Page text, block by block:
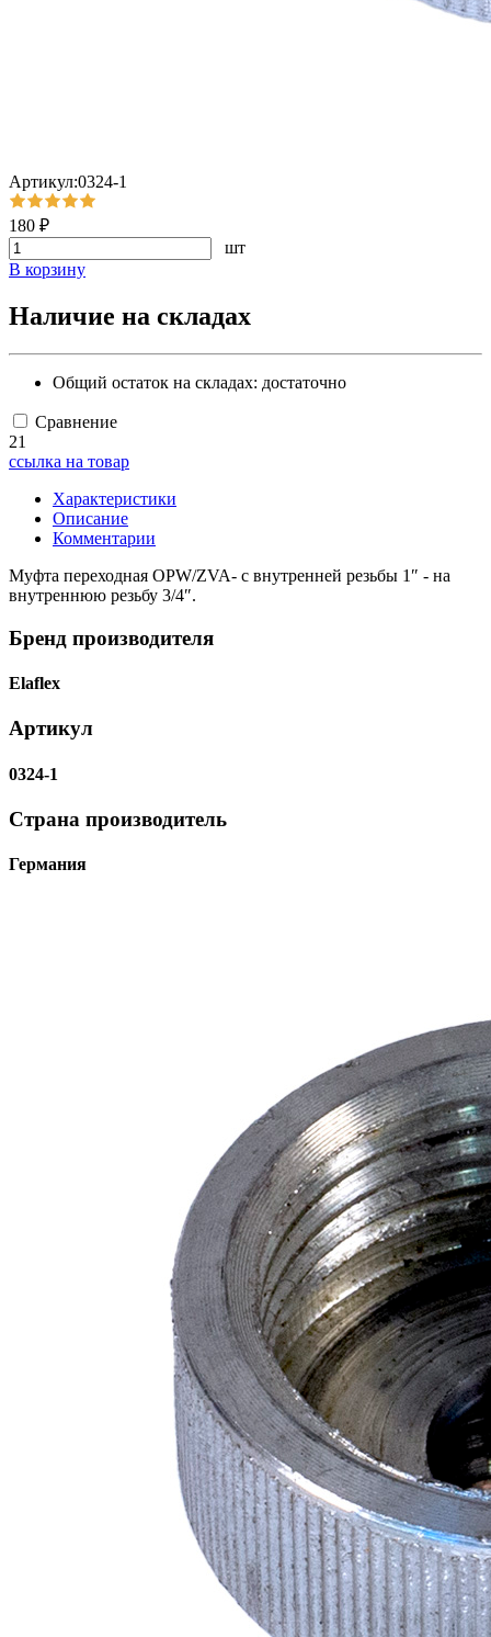
Артикул:0324-1
180 ₽
шт
В корзину
Наличие на складах
Общий остаток на складах: достаточно
Сравнение
21
ссылка на товар
Характеристики
Описание
Комментарии
Муфта переходная OPW/ZVA- с внутренней резьбы 1″ - на
внутреннюю резьбу 3/4″.
Бренд производителя
Elaflex
Артикул
0324-1
Страна производитель
Германия